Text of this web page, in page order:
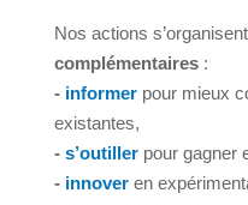
Nos actions
complémentaires:
- informerpour mieux
existantes,
- s’outillerpour gagner
- innoveren